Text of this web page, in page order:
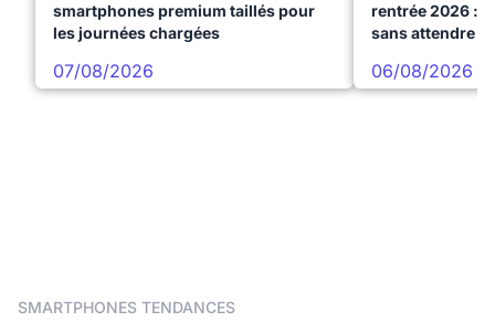
smartphones premium taillés pour
les journées chargées
07/08/2026
rentrée 2026 :
sans attendre
06/08/2026
SMARTPHONES TENDANCES